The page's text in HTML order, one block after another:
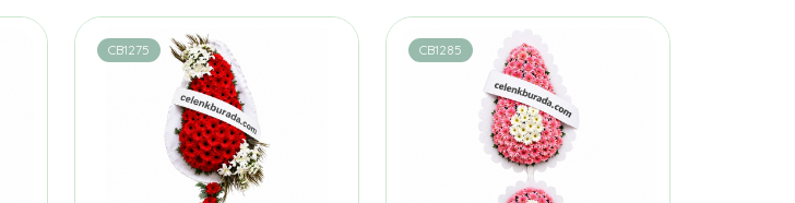
CB1275 CB1285